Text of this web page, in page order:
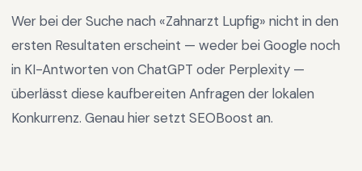
Wer bei der Suche nach «Zahnarzt Lupfig» nicht in den
ersten Resultaten erscheint — weder bei Google noch
in KI-Antworten von ChatGPT oder Perplexity —
überlässt diese kaufbereiten Anfragen der lokalen
Konkurrenz. Genau hier setzt SEOBoost an.